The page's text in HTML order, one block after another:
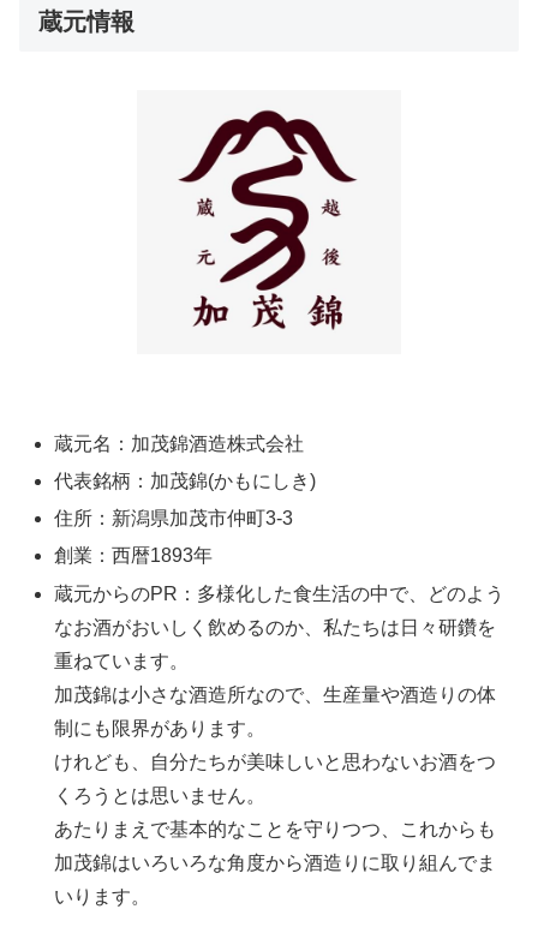
蔵元情報
蔵元名：加茂錦酒造株式会社
代表銘柄：加茂錦(かもにしき)
住所：新潟県加茂市仲町3-3
創業：西暦1893年
蔵元からのPR：多様化した食生活の中で、どのよう
なお酒がおいしく飲めるのか、私たちは日々研鑽を
重ねています。
加茂錦は小さな酒造所なので、生産量や酒造りの体
制にも限界があります。
けれども、自分たちが美味しいと思わないお酒をつ
くろうとは思いません。
あたりまえで基本的なことを守りつつ、これからも
加茂錦はいろいろな角度から酒造りに取り組んでま
いります。